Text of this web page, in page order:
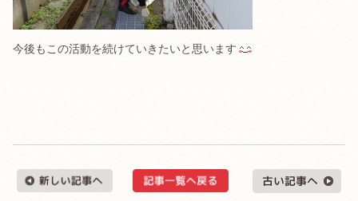
今後もこの活動を続けていきたいと思います